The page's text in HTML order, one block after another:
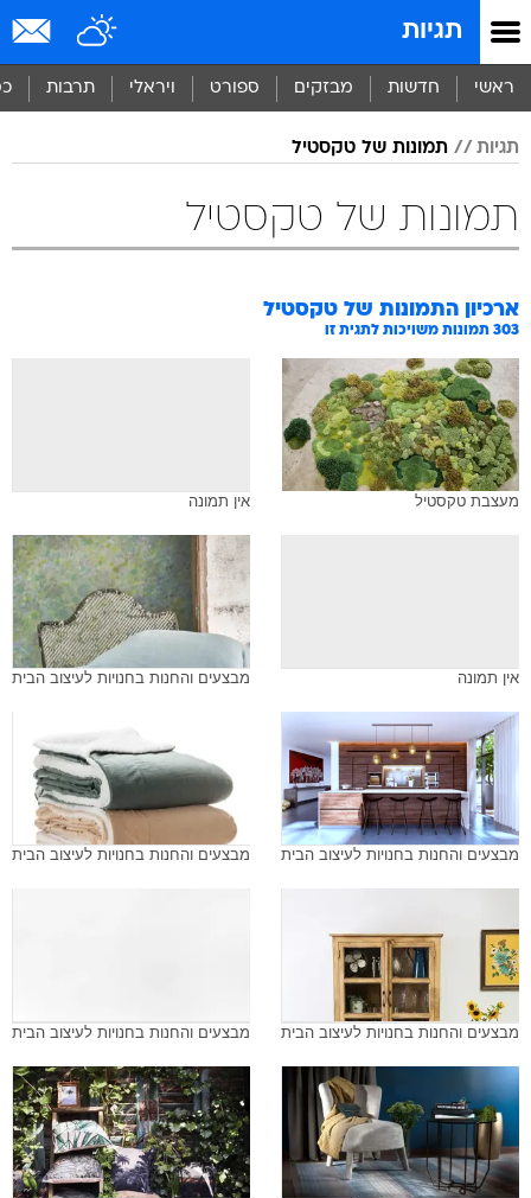
תגיות
ראשי חדשות מבזקים ספורט ויראלי תרבות
תגיות תמונות של טקסטיל
תמונות של טקסטיל
ארכיון התמונות של טקסטיל
303 תמונות משויכות לתגית זו
מעצבת טקסטיל אין תמונה
אין תמונה מבצעים והחנות בחנויות לעיצוב הבית
מבצעים והחנות בחנויות לעיצוב הבית מבצעים והחנות בחנויות לעיצוב הבית
מבצעים והחנות בחנויות לעיצוב הבית מבצעים והחנות בחנויות לעיצוב הבית